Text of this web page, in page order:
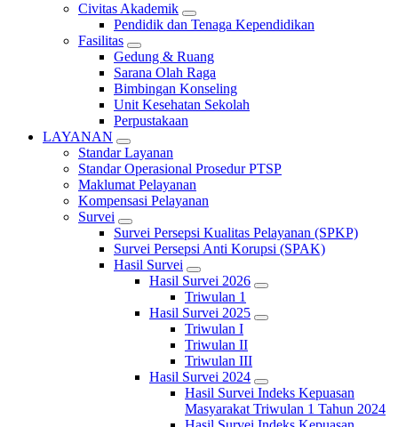
Civitas Akademik
Pendidik dan Tenaga Kependidikan
Fasilitas
Gedung & Ruang
Sarana Olah Raga
Bimbingan Konseling
Unit Kesehatan Sekolah
Perpustakaan
LAYANAN
Standar Layanan
Standar Operasional Prosedur PTSP
Maklumat Pelayanan
Kompensasi Pelayanan
Survei
Survei Persepsi Kualitas Pelayanan (SPKP)
Survei Persepsi Anti Korupsi (SPAK)
Hasil Survei
Hasil Survei 2026
Triwulan 1
Hasil Survei 2025
Triwulan I
Triwulan II
Triwulan III
Hasil Survei 2024
Hasil Survei Indeks Kepuasan
Masyarakat Triwulan 1 Tahun 2024